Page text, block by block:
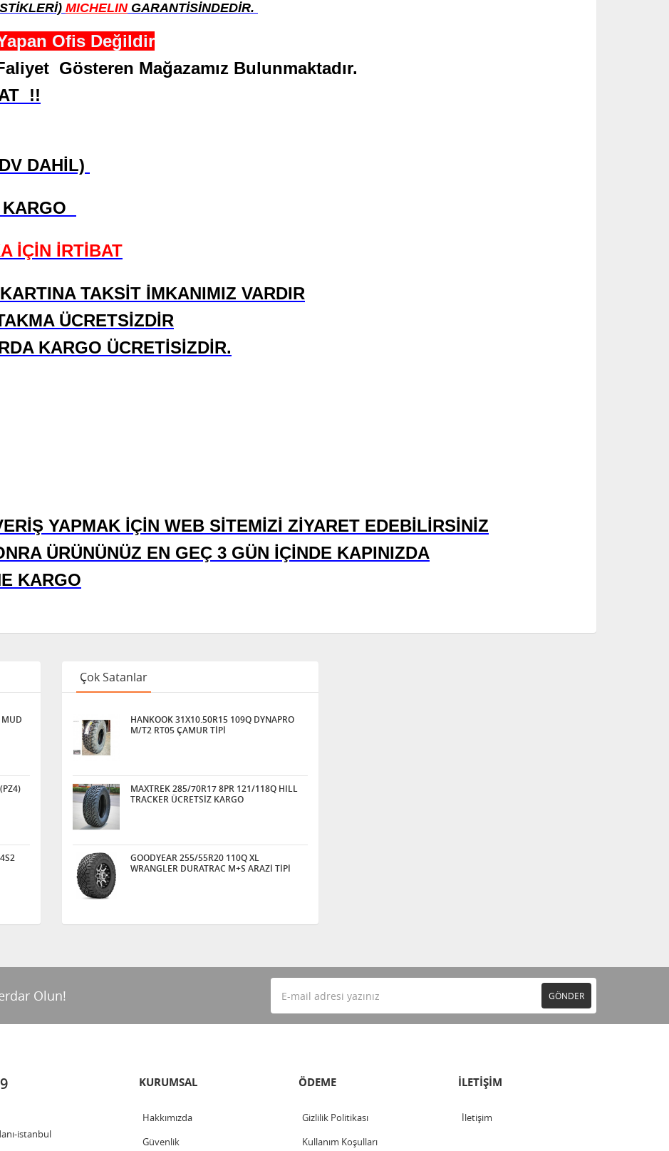
MICHELINGARANTİSİNDEDİR.
Ofis Değildir
Gösteren Mağazamız Bulunmaktadır.
!!
DAHİL)
İÇİN İRTİBAT
TAKSİT İMKANIMIZ VARDIR
ÜCRETSİZDİR
KARGO ÜCRETİSİZDİR.
YAPMAK İÇİN WEB SİTEMİZİ ZİYARET EDEBİLİRSİNİZ
ÜRÜNÜNÜZ EN GEÇ 3 GÜN İÇİNDE KAPINIZDA
KARGO
Çok Satanlar
HANKOOK 31X10.50R15 109Q DYNAPRO
M/T2 RT05 ÇAMUR TİPİ
MAXTREK 285/70R17 8PR 121/118Q HILL
TRACKER ÜCRETSİZ KARGO
GOODYEAR 255/55R20 110Q XL
WRANGLER DURATRAC M+S ARAZİ TİPİ
Olun! GÖNDER
istanbul
KURUMSAL
Hakkımızda
Güvenlik
ÖDEME
Gizlilik Politikası
Kullanım Koşulları
İLETİŞİM
İletişim